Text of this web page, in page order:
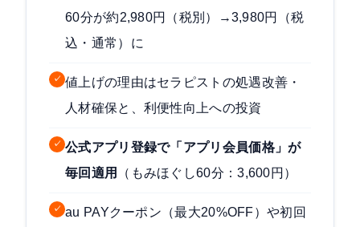
60分が約2,980円（税別）→3,980円（税
込・通常）に
✓ 値上げの理由はセラピストの処遇改善・
人材確保と、利便性向上への投資
✓ 公式アプリ登録で「アプリ会員価格」が
毎回適用
（もみほぐし60分：3,600円）
✓ au PAYクーポン（最大20%OFF）や初回